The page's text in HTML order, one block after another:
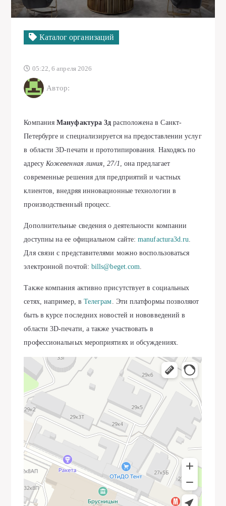
Каталог организаций
05:22, 6 апреля 2026
Автор:
КомпанияМануфактура 3д расположена в Санкт-
Петербурге и специализируется на предоставлении услуг
в области 3D-печати и прототипирования. Находясь по
адресу Кожевенная линия, 27/1, она предлагает
современные решения для предприятий и частных
клиентов, внедряя инновационные технологии в
производственный процесс.
Дополнительные сведения о деятельности компании
доступны на ее официальном сайте:manufactura3d.ru.
Для связи с представителями можно воспользоваться
электронной почтой:bills@beget.com.
Также компания активно присутствует в социальных
сетях, например, в Телеграм. Эти платформы позволяют
быть в курсе последних новостей и нововведений в
области 3D-печати, а также участвовать в
профессиональных мероприятиях и обсуждениях.